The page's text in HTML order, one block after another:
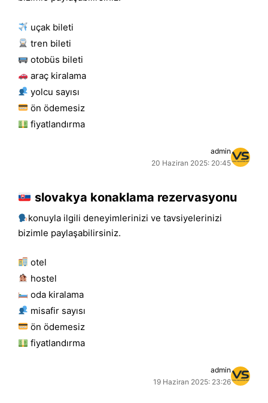
uçak bileti
tren bileti
otobüs bileti
araç kiralama
yolcu sayısı
ön ödemesiz
fiyatlandırma
admin
20 Haziran 2025: 20:45
slovakya konaklama rezervasyonu
konuyla ilgili deneyimlerinizi ve tavsiyelerinizi
bizimle paylaşabilirsiniz.
otel
hostel
oda kiralama
misafir sayısı
ön ödemesiz
fiyatlandırma
admin
19 Haziran 2025: 23:26